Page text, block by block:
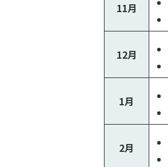
11月
12月
1月
2月